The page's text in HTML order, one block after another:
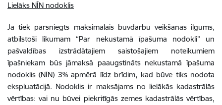
Lielāks NĪN nodoklis
Ja tiek pārsniegts maksimālais būvdarbu veikšanas ilgums,
atbilstoši likumam “Par nekustamā īpašuma nodokli” un
pašvaldības izstrādātajiem saistošajiem noteikumiem
īpašniekam būs jāmaksā paaugstināts nekustamā īpašuma
nodoklis (NĪN) 3% apmērā līdz brīdim, kad būve tiks nodota
ekspluatācijā. Nodoklis ir maksājams no lielākās kadastrālās
vērtības: vai nu būvei piekritīgās zemes kadastrālās vērtības,